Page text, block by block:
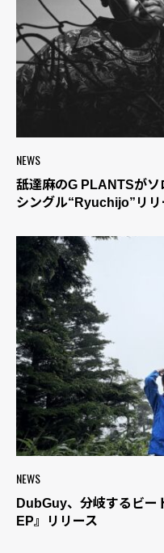
NEWS
舐達麻のG PLANTSが
シングル“Ryuchijo”リリ
NEWS
DubGuy、分岐するビ
EP』リリース